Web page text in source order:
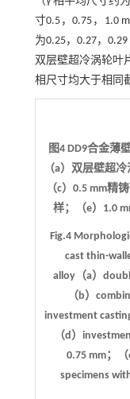
寸0.5，0.75，1.0
为0.25，0.27，
双层壁超冷涡轮叶
相尺寸均大于相同
图4 DD9合金薄
（a）双层壁超
（c）0.5 mm精
样；（e）1.0
Fig.4
cast thin-
alloy（a）
（b）
investment
（d）
0.75 mm；
specimens